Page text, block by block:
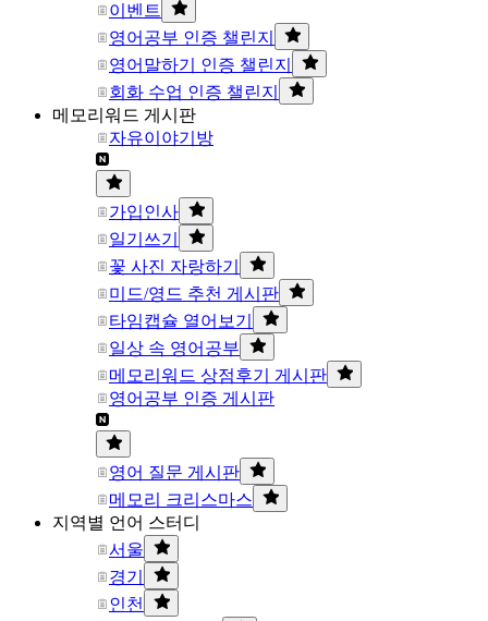
이벤트
영어공부 인증 챌린지
영어말하기 인증 챌린지
회화 수업 인증 챌린지
메모리워드 게시판
자유이야기방
가입인사
일기쓰기
꽃 사진 자랑하기
미드/영드 추천 게시판
타임캡슐 열어보기
일상 속 영어공부
메모리워드 상점후기 게시판
영어공부 인증 게시판
영어 질문 게시판
메모리 크리스마스
지역별 언어 스터디
서울
경기
인천